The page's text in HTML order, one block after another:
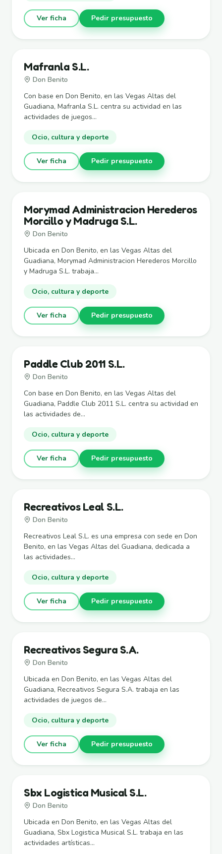
Ver ficha Pedir presupuesto
Mafranla S.L.
Don Benito
Con base en Don Benito, en las Vegas Altas del
Guadiana, Mafranla S.L. centra su actividad en las
actividades de juegos...
Ocio, cultura y deporte
Ver ficha Pedir presupuesto
Morymad Administracion Herederos
Morcillo y Madruga S.L.
Don Benito
Ubicada en Don Benito, en las Vegas Altas del
Guadiana, Morymad Administracion Herederos Morcillo
y Madruga S.L. trabaja...
Ocio, cultura y deporte
Ver ficha Pedir presupuesto
Paddle Club 2011 S.L.
Don Benito
Con base en Don Benito, en las Vegas Altas del
Guadiana, Paddle Club 2011 S.L. centra su actividad en
las actividades de...
Ocio, cultura y deporte
Ver ficha Pedir presupuesto
Recreativos Leal S.L.
Don Benito
Recreativos Leal S.L. es una empresa con sede en Don
Benito, en las Vegas Altas del Guadiana, dedicada a
las actividades...
Ocio, cultura y deporte
Ver ficha Pedir presupuesto
Recreativos Segura S.A.
Don Benito
Ubicada en Don Benito, en las Vegas Altas del
Guadiana, Recreativos Segura S.A. trabaja en las
actividades de juegos de...
Ocio, cultura y deporte
Ver ficha Pedir presupuesto
Sbx Logistica Musical S.L.
Don Benito
Ubicada en Don Benito, en las Vegas Altas del
Guadiana, Sbx Logistica Musical S.L. trabaja en las
actividades artísticas...